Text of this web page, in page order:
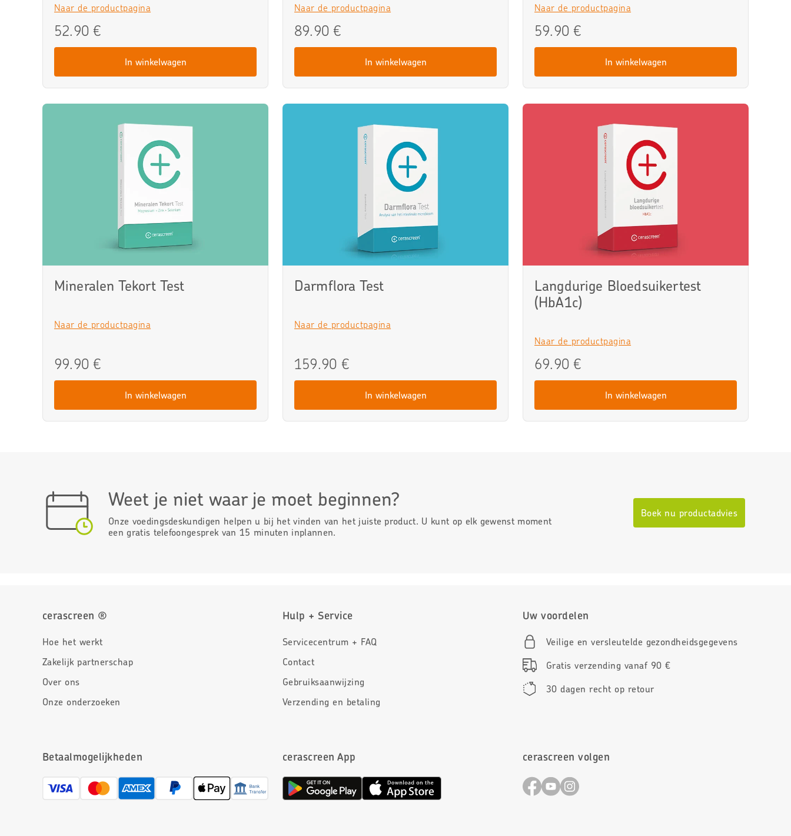
Naar de productpagina
52.90 €
In winkelwagen
Naar de productpagina
89.90 €
In winkelwagen
Naar de productpagina
59.90 €
In winkelwagen
Mineralen Tekort Test
Naar de productpagina
99.90 €
In winkelwagen
Darmflora Test
Naar de productpagina
159.90 €
In winkelwagen
Langdurige Bloedsuikertest
(HbA1c)
Naar de productpagina
69.90 €
In winkelwagen
Weet je niet waar je moet beginnen?
Onze voedingsdeskundigen helpen u bij het vinden van het juiste product. U kunt op elk gewenst moment
een gratis telefoongesprek van 15 minuten inplannen.
Boek nu productadvies
cerascreen ®
Hoe het werkt
Zakelijk partnerschap
Over ons
Onze onderzoeken
Hulp + Service
Servicecentrum + FAQ
Contact
Gebruiksaanwijzing
Verzending en betaling
Uw voordelen
Veilige en versleutelde gezondheidsgegevens
Gratis verzending vanaf 90 €
30 dagen recht op retour
Betaalmogelijkheden cerascreen App cerascreen volgen